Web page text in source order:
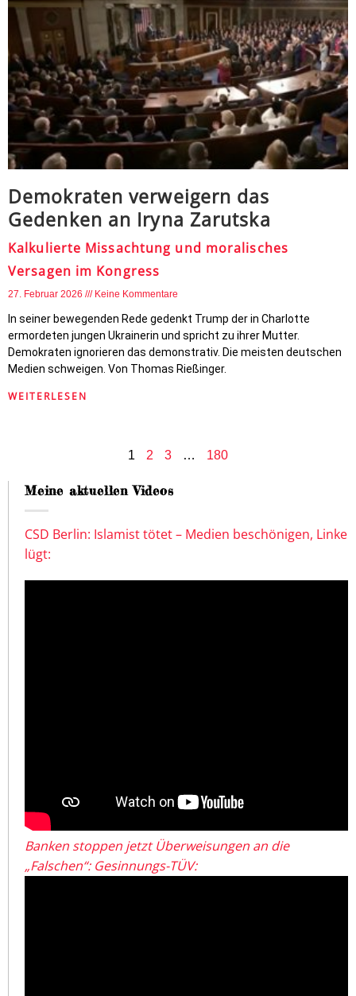
Demokraten verweigern das
Gedenken an Iryna Zarutska
Kalkulierte Missachtung und moralisches
Versagen im Kongress
27. Februar 2026 Keine Kommentare
In seiner bewegenden Rede gedenkt Trump der in Charlotte
ermordeten jungen Ukrainerin und spricht zu ihrer Mutter.
Demokraten ignorieren das demonstrativ. Die meisten deutschen
Medien schweigen. Von Thomas Rießinger.
WEITERLESEN
1 2 3 … 180
Meine aktuellen Videos
CSD Berlin: Islamist tötet – Medien beschönigen, Linke
lügt:
Banken stoppen jetzt Überweisungen an die
„Falschen“: Gesinnungs-TÜV: